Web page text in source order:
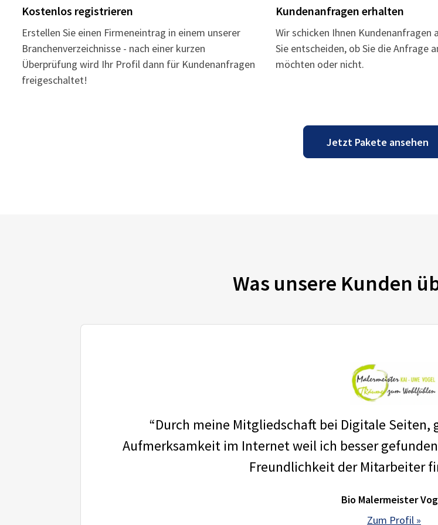
Kostenlos registrieren
Erstellen Sie einen Firmeneintrag in einem unserer
Branchenverzeichnisse - nach einer kurzen
Überprüfung wird Ihr Profil dann für Kundenanfragen
freigeschaltet!
Kundenanfragen erhalten
Wir schicken Ihnen Kundenanfragen
Sie entscheiden, ob Sie die Anfrage
möchten oder nicht.
Was unsere Kunden
“Durch meine Mitgliedschaft bei Digitale
Aufmerksamkeit im Internet weil ich besser
Freundlichkeit der Mitarbeiter
Bio Malermeister
Zum Profil »